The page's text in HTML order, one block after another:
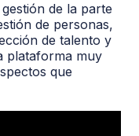
de la parte
de personas,
de talento y
plataforma muy
que